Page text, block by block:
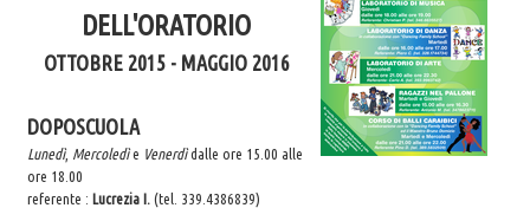
L'Oratorio in Festa 2015
Festa di Benvenuto 17/10/2015
Cena Comitato Festa 20/11/2015
DELL'ORATORIO
OTTOBRE 2015 - MAGGIO 2016
DOPOSCUOLA
Lunedì, Mercoledìe Venerdìdalle ore 15.00 alle
ore 18.00
referente : Lucrezia I. (tel. 339.4386839)